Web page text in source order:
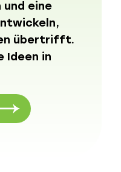
und eine
übertrifft.
Ideen in